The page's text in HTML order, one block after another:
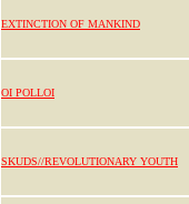
EXTINCTION OF MANKIND
OI POLLOI
SKUDS//REVOLUTIONARY YOUTH